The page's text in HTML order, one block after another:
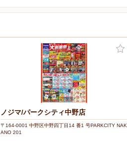
ノジマ/パークシティ中野店
〒164-0001 中野区中野四丁目14 番1 号PARKCITY NAK
ANO 201